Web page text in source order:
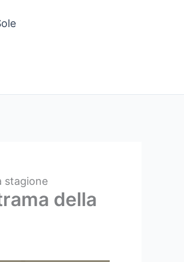
stagione
della